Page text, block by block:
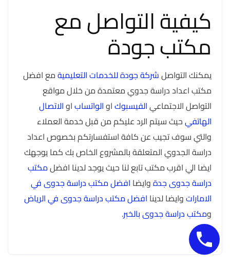
كيفية التواصل مع
مكتب جودة
يمكنك التواصلشركة جودة للخدمات التعليميةمع افضل
مكتب اعداد دراسة جدوي معتمدة من خلال مواقع
التواصل الاجتماعيالفيسبوكاوالواتساباوالاتصال
الهاتفيحيث سيتم الرد عليكم من قبل خدمة العملاء
والتي سوف تجيب عن كافة استفسارتكم بخصوص اعداد
دراسة الجدوي المتعلقة بالمشروع الخاص بك كما يوجهك
ايضا الي اقرب مكتب تابع لنا حيث يوجد لدينا افضلمكتب
دراسة جدوى جدةوايضا افضل مكتب دراسة جدوى في
الاماراتوايضا لدينا افضل مكتب دراسة جدوى في الرياض
ومكتب دراسة جدوى بالخبر.